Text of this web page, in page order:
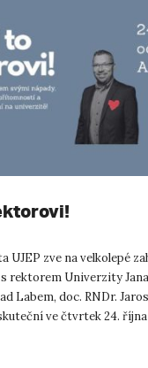
UJEP zve na velkolepé
rektorem Univerzity
Labem, doc. RNDr.
ve čtvrtek 24. října